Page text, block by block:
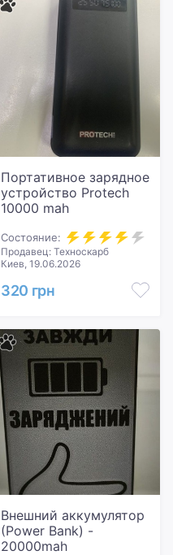
Портативное зарядное
устройство Protech
10000 mah
Состояние:
Продавец: Техноскарб
Киев, 19.06.2026
320 грн
Внешний аккумулятор
(Power Bank) -
20000mah